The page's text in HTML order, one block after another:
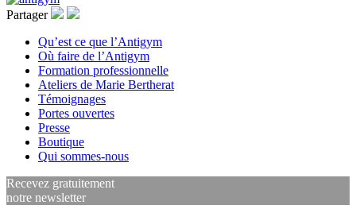
Partager
Qu’est ce que l’Antigym
Où faire de l’Antigym
Formation professionnelle
Ateliers de Marie Bertherat
Témoignages
Portes ouvertes
Presse
Boutique
Qui sommes-nous
Recevez gratuitement
notre newsletter